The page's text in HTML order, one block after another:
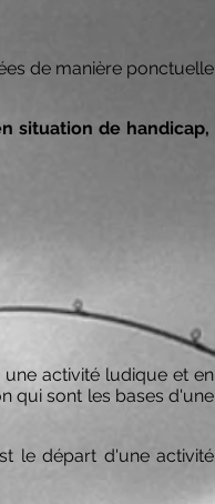
de manière ponctuelle
situation de handicap,
activité ludique et en
qui sont les bases d'une
le départ d'une activité